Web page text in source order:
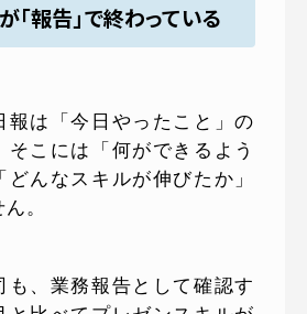
報告」で終わっている
報は「今日やったこと」の
そこには「何ができるよう
どんなスキルが伸びたか」
。
も、業務報告として確認す